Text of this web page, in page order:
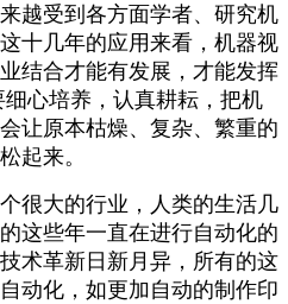
越受到各方面学者、研究机
十几年的应用来看，机器视
结合才能有发展，才能发挥
心培养，认真耕耘，把机
让原本枯燥、复杂、繁重的
起来。
大的行业，人类的生活几
这些年一直在进行自动化的
术革新日新月异，所有的这
动化，如更加自动的制作印